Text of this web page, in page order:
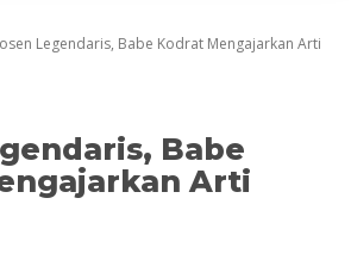
Legendaris, Babe Kodrat Mengajarkan Arti
Babe
Arti